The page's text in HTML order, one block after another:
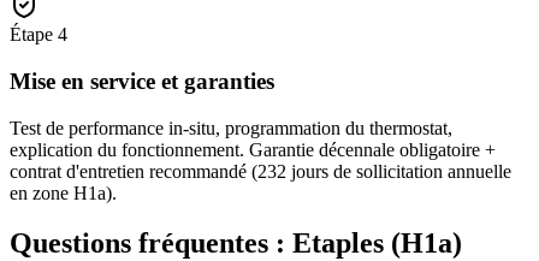
Étape 4
Mise en service et garanties
Test de performance in-situ, programmation du thermostat,
explication du fonctionnement. Garantie décennale obligatoire +
contrat d'entretien recommandé (232 jours de sollicitation annuelle
en zone H1a).
Questions fréquentes : Etaples (H1a)